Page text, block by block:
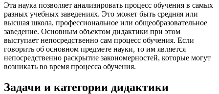
Эта наука позволяет анализировать процесс обучения в самых
разных учебных заведениях. Это может быть средняя или
высшая школа, профессиональное или общеобразовательное
заведение. Основным объектом дидактики при этом
выступает непосредственно сам процесс обучения. Если
говорить об основном предмете науки, то им является
непосредственно раскрытие закономерностей, которые могут
возникать во время процесса обучения.
Задачи и категории дидактики